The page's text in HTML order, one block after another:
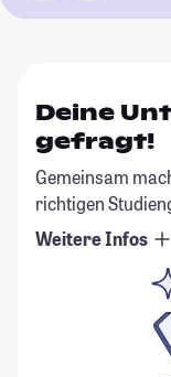
Deine
gefragt!
Gemeinsam
richtigen
Weitere Infos